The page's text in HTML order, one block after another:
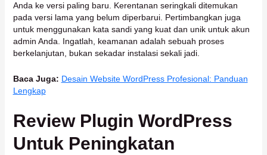
Anda ke versi paling baru. Kerentanan seringkali ditemukan
pada versi lama yang belum diperbarui. Pertimbangkan juga
untuk menggunakan kata sandi yang kuat dan unik untuk akun
admin Anda. Ingatlah, keamanan adalah sebuah proses
berkelanjutan, bukan sekadar instalasi sekali jadi.
Baca Juga: Desain Website WordPress Profesional: Panduan
Lengkap
Review Plugin WordPress
Untuk Peningkatan